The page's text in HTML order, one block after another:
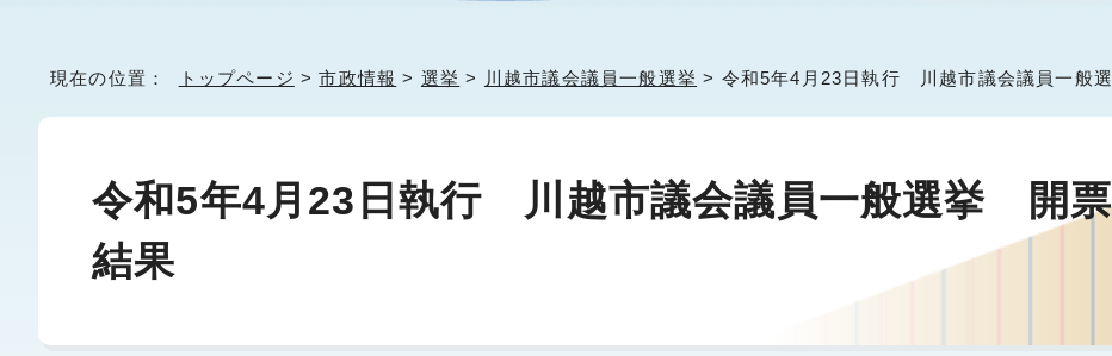
現在の位置： トップページ >市政情報 > 選挙 > 川越市議会議員一般選挙 > 令和5年4月23日執行 川越市議会議員一般
令和5年4月23日執行 川越市議会議員一般選挙 開票
結果